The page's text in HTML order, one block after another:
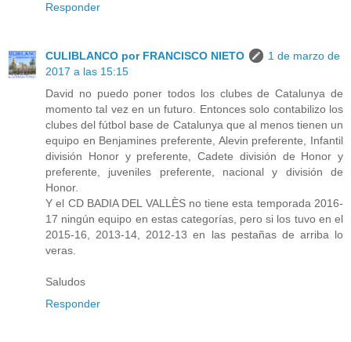
Responder
CULIBLANCO por FRANCISCO NIETO
1 de marzo de
2017 a las 15:15
David no puedo poner todos los clubes de Catalunya de
momento tal vez en un futuro. Entonces solo contabilizo los
clubes del fútbol base de Catalunya que al menos tienen un
equipo en Benjamines preferente, Alevin preferente, Infantil
división Honor y preferente, Cadete división de Honor y
preferente, juveniles preferente, nacional y división de
Honor.
Y el CD BADIA DEL VALLÈS no tiene esta temporada 2016-
17 ningún equipo en estas categorías, pero si los tuvo en el
2015-16, 2013-14, 2012-13 en las pestañas de arriba lo
veras.
Saludos
Responder